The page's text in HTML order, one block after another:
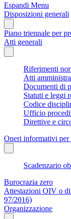
Espandi Menu
Disposizioni generali
Piano triennale per
Atti generali
Riferimenti
Atti
Documenti di
Statuti e leggi
Codice
Ufficio
Direttive e
Oneri informativi per
Scadenzario
Burocrazia zero
Attestazioni OIV o di
97/2016)
Organizzazione